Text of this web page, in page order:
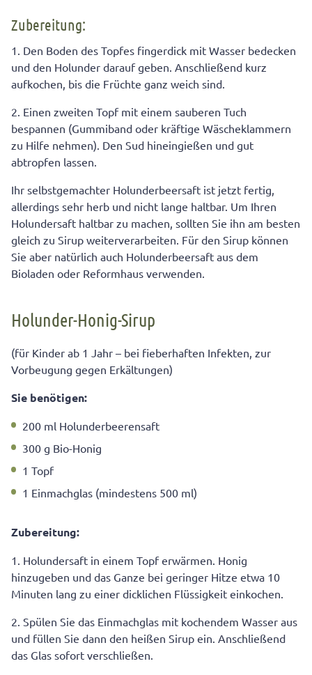
Zubereitung:
1. Den Boden des Topfes fingerdick mit Wasser bedecken
und den Holunder darauf geben. Anschließend kurz
aufkochen, bis die Früchte ganz weich sind.
2. Einen zweiten Topf mit einem sauberen Tuch
bespannen (Gummiband oder kräftige Wäscheklammern
zu Hilfe nehmen). Den Sud hineingießen und gut
abtropfen lassen.
Ihr selbstgemachter Holunderbeersaft ist jetzt fertig,
allerdings sehr herb und nicht lange haltbar. Um Ihren
Holundersaft haltbar zu machen, sollten Sie ihn am besten
gleich zu Sirup weiterverarbeiten. Für den Sirup können
Sie aber natürlich auch Holunderbeersaft aus dem
Bioladen oder Reformhaus verwenden.
Holunder-Honig-Sirup
(für Kinder ab 1 Jahr – bei fieberhaften Infekten, zur
Vorbeugung gegen Erkältungen)
Sie benötigen:
200 ml Holunderbeerensaft
300 g Bio-Honig
1 Topf
1 Einmachglas (mindestens 500 ml)
Zubereitung:
1. Holundersaft in einem Topf erwärmen. Honig
hinzugeben und das Ganze bei geringer Hitze etwa 10
Minuten lang zu einer dicklichen Flüssigkeit einkochen.
2. Spülen Sie das Einmachglas mit kochendem Wasser aus
und füllen Sie dann den heißen Sirup ein. Anschließend
das Glas sofort verschließen.